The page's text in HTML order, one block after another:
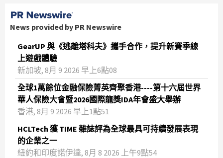
News provided by PR Newswire
GearUP 與《逃離塔科夫》攜手合作，提升新賽季線
上遊戲體驗
新加坡, 8月 9 2026 早上6點08
全球1萬餘位金融保險菁英齊聚香港----第十六屆世界
華人保險大會暨2026國際龍獎IDA年會盛大舉辦
香港, 8月 9 2026 早上1點51
HCLTech 獲 TIME 雜誌評為全球最具可持續發展表現
的企業之一
紐約和印度諾伊達, 8月 8 2026 上午9點54